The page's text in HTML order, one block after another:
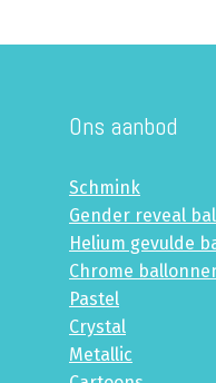
Ons aanbod
Schmink
Gender reveal
Helium gevulde
Chrome
Pastel
Crystal
Metallic